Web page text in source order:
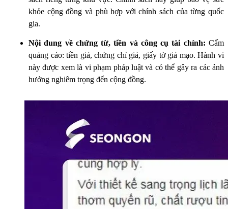
khỏe cộng đồng và phù hợp với chính sách của từng quốc
gia.
Nội dung về chứng từ, tiền và công cụ tài chính: Cấm
quảng cáo: tiền giả, chứng chỉ giả, giấy tờ giả mạo. Hành vi
này được xem là vi phạm pháp luật và có thể gây ra các ảnh
hưởng nghiêm trọng đến cộng đồng.